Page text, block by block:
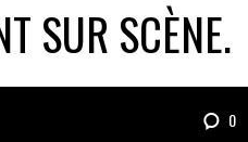
SUR SCÈNE.
0